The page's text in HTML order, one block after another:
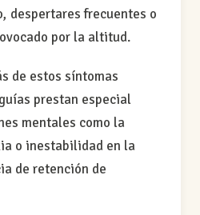
despertares frecuentes o
por la altitud.
de estos síntomas
prestan especial
mentales como la
o inestabilidad en la
de retención de